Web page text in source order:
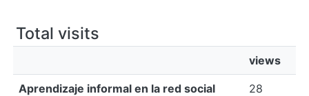
Total visits
views
Aprendizaje informal en la red social
28